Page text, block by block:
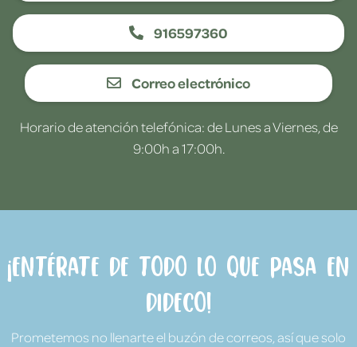
916597360
Correo electrónico
Horario de atención telefónica: de Lunes a Viernes, de
9:00h a 17:00h.
¡Entérate de todo lo que pasa en
Dideco!
Prometemos no llenarte el buzón de correos, así que solo